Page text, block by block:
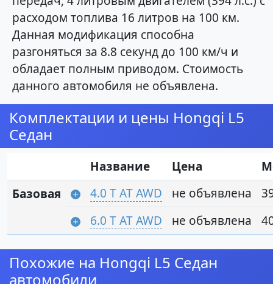
расходом топлива 16 литров на 100 км.
Данная модификация способна
разгоняться за 8.8 секунд до 100 км/ч и
обладает полным приводом. Стоимость
данного автомобиля не объявлена.
Комплектации и цены Hongqi L5
Седан
Название Цена
Базовая
4.0 T AT AWD не объявлена
6.0 T AT AWD
не объявлена
Похожие на Hongqi L5 Седан
автомобили